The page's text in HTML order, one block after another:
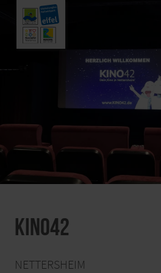
Kino42
NETTERSHEIM